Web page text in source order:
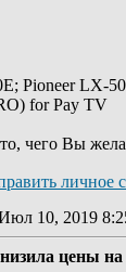
Pioneer LX-
for Pay TV
чего Вы
10, 2019
цены